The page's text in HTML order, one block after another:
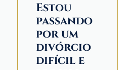
Estou
passando
por um
divórcio
difícil e